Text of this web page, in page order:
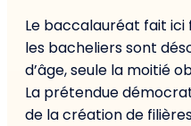
Le baccalauréat fait ici
les bacheliers sont
d’âge, seule la moitié
La prétendue
de la création de